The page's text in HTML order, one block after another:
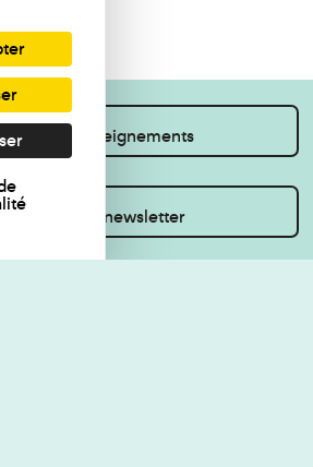
des renseignements
vous à la newsletter